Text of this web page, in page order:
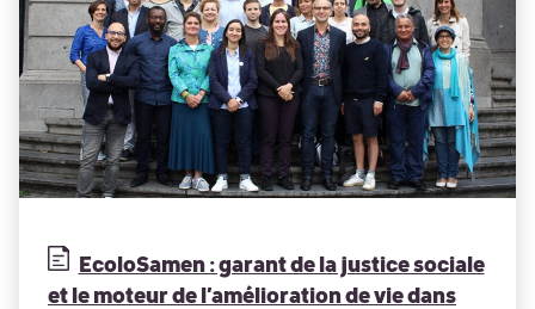
EcoloSamen : garant de la justice sociale
et le moteur de l’amélioration de vie dans